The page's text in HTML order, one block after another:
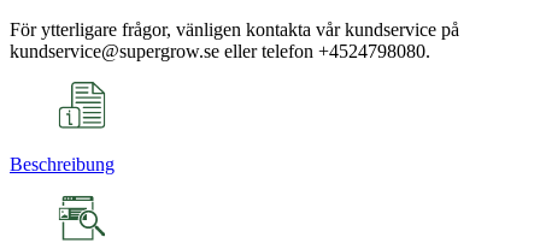
För ytterligare frågor, vänligen kontakta vår kundservice på
kundservice@supergrow.se eller telefon +4524798080.
Beschreibung